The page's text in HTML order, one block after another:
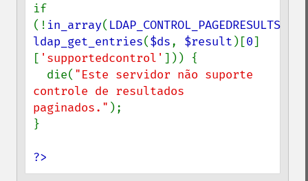
if
(! in_array( LDAP_CONTROL_PAGEDRESULTS
ldap_get_entries($ds, $result )[0]
[ 'supportedcontrol' ])) {
  die(
"Este servidor não suporte
controle de resultados
paginados." );
}
?>